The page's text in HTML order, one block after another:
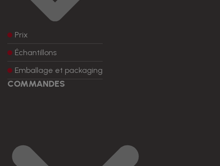
Prix
Échantillons
Emballage et packaging
COMMANDES